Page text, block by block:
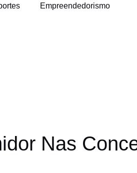
Empreendedorismo
Nas